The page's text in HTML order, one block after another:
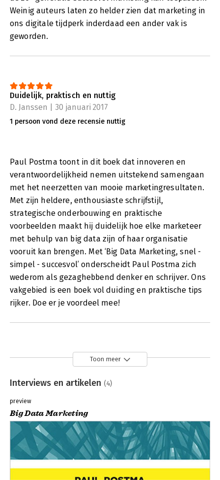
Weinig auteurs laten zo helder zien dat marketing in
ons digitale tijdperk inderdaad een ander vak is
geworden.
Duidelijk, praktisch en nuttig
D. Janssen | 30 januari 2017
1 persoon vond deze recensie nuttig
Paul Postma toont in dit boek dat innoveren en
verantwoordelijkheid nemen uitstekend samengaan
met het neerzetten van mooie marketingresultaten.
Met zijn heldere, enthousiaste schrijfstijl,
strategische onderbouwing en praktische
voorbeelden maakt hij duidelijk hoe elke marketeer
met behulp van big data zijn of haar organisatie
vooruit kan brengen. Met ‘Big Data Marketing, snel -
simpel - succesvol’ onderscheidt Paul Postma zich
wederom als gezaghebbend denker en schrijver. Ons
vakgebied is een boek vol duiding en praktische tips
rijker. Doe er je voordeel mee!
Toon meer
Interviews en artikelen (4)
preview
Big Data Marketing